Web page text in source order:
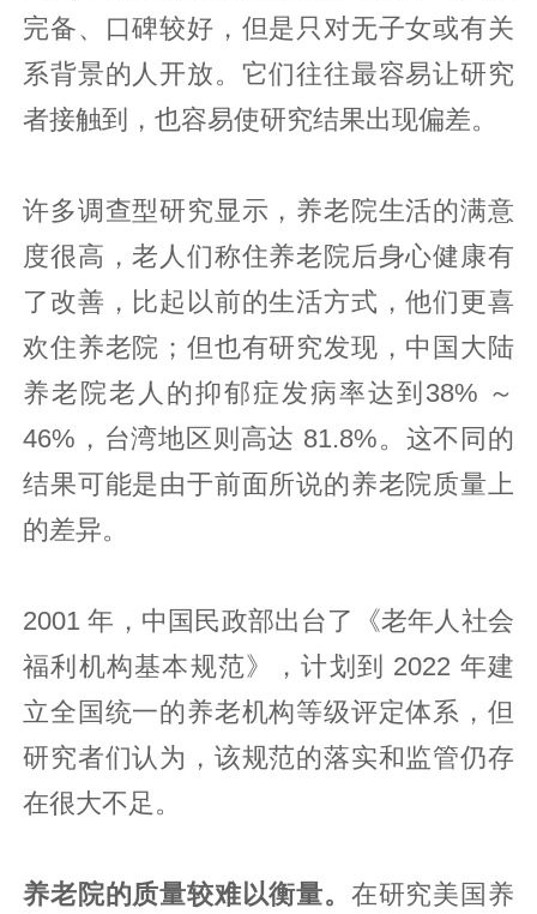
完备、口碑较好，但是只对无子女或有关
系背景的人开放。它们往往最容易让研究
者接触到，也容易使研究结果出现偏差。
许多调查型研究显示，养老院生活的满意
度很高，老人们称住养老院后身心健康有
了改善，比起以前的生活方式，他们更喜
欢住养老院；但也有研究发现，中国大陆
养老院老人的抑郁症发病率达到38% ～
46%，台湾地区则高达 81.8%。这不同的
结果可能是由于前面所说的养老院质量上
的差异。
2001 年，中国民政部出台了《老年人社会
福利机构基本规范》，计划到 2022 年建
立全国统一的养老机构等级评定体系，但
研究者们认为，该规范的落实和监管仍存
在很大不足。
养老院的质量较难以衡量。 在研究美国养